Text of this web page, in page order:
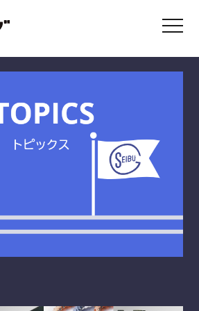
PEクロス®養生用 No.414R